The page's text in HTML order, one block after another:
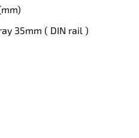
35mm ( DIN rail )